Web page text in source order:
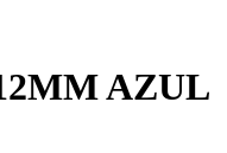
AZUL